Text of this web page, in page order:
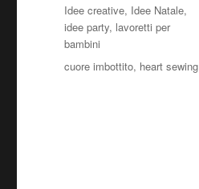
ilCategorie
Idee creative, Idee Natale,
idee party, lavoretti per
bambini
Tag
cuore imbottito, heart sewing